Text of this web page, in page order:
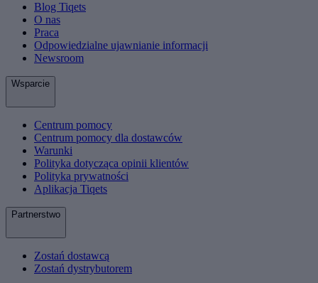
Blog Tiqets
O nas
Praca
Odpowiedzialne ujawnianie informacji
Newsroom
Wsparcie
Centrum pomocy
Centrum pomocy dla dostawców
Warunki
Polityka dotycząca opinii klientów
Polityka prywatności
Aplikacja Tiqets
Partnerstwo
Zostań dostawcą
Zostań dystrybutorem